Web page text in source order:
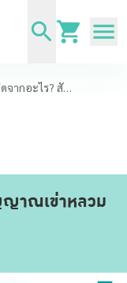
หัวเข่ามีเสียง เกิดจากอะไร? สัญญาณเข่าหลวมที่ไม่ควรมองข้าม
ญาณเข่าหลวม